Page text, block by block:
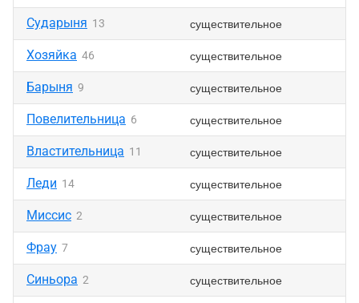
Сударыня 13 существительное
Хозяйка 46 существительное
Барыня 9 существительное
Повелительница 6 существительное
Властительница 11 существительное
Леди 14 существительное
Миссис 2 существительное
Фрау 7 существительное
Синьора 2 существительное